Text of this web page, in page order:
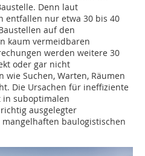
Denn laut
entfallen nur etwa 30 bis 40
auf den
kaum vermeidbaren
werden weitere 30
oder gar nicht
Suchen, Warten, Räumen
Die Ursachen für ineffiziente
in suboptimalen
ausgelegter
baulogistischen